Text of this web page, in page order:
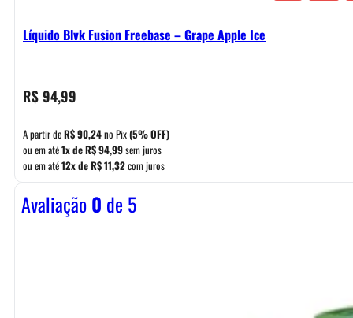
Líquido Blvk Fusion Freebase – Grape Apple Ice
R$94,99
A partir deR$90,24no Pix(5% OFF)
ou em até1x deR$94,99sem juros
ou em até12x deR$11,32com juros
Avaliação0 de 5